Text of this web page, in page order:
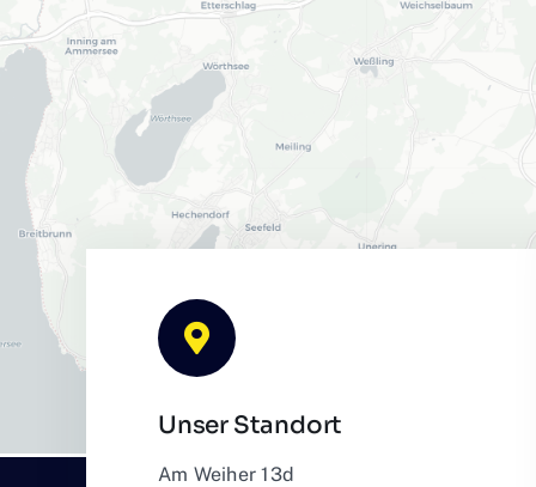
Unser Standort
Am Weiher 13d